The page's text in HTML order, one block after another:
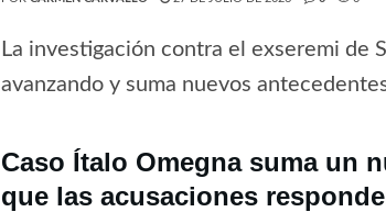
La investigación contra el exseremi de
avanzando y suma nuevos
Caso Ítalo Omegna suma un
que las acusaciones